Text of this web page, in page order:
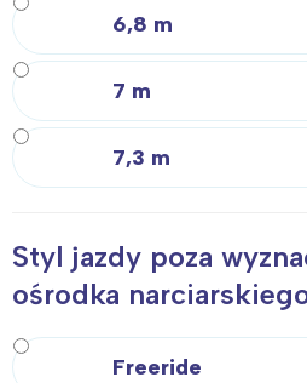
6,8 m
7 m
7,3 m
Styl jazdy poza
ośrodka
Freeride